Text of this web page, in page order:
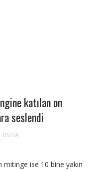
katılan on
seslendi
BSHA
ise 10 bine yakın